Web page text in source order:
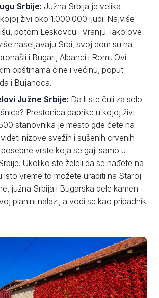
Srbije: Južna Srbija je velika
živi oko 1.000.000 ljudi. Najviše
potom Leskovcu i Vranju. Iako ove
naseljavaju Srbi, svoj dom su na
i Bugari, Albanci i Romi. Ovi
opštinama čine i većinu, poput
i Bujanoca.
Južne Srbije: Da li ste čuli za selo
Prestonica paprike u kojoj živi
stanovnika je mesto gde ćete na
nizove svežih i sušenih crvenih
vrste koja se gaji samo u
Ukoliko ste želeli da se nađete na
isto vreme to možete uraditi na Staroj
južna Srbija i Bugarska dele kamen
planini nalazi, a vodi se kao pripadnik